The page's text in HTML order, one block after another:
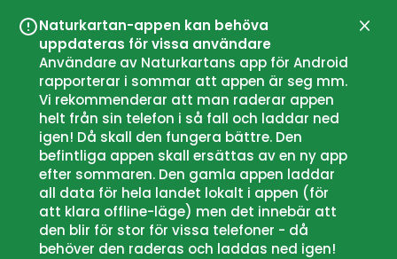
Naturkartan-appen kan behöva
uppdateras för vissa användare
Användare av Naturkartans app för Android
rapporterar i sommar att appen är seg mm.
Vi rekommenderar att man raderar appen
helt från sin telefon i så fall och laddar ned
igen! Då skall den fungera bättre. Den
befintliga appen skall ersättas av en ny app
efter sommaren. Den gamla appen laddar
all data för hela landet lokalt i appen (för
att klara offline-läge) men det innebär att
den blir för stor för vissa telefoner - då
behöver den raderas och laddas ned igen!